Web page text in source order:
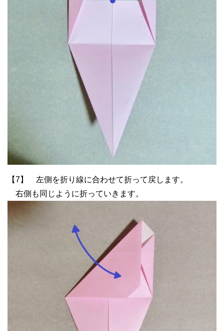
【7】 左側を折り線に合わせて折って戻します。
右側も同じように折っていきます。